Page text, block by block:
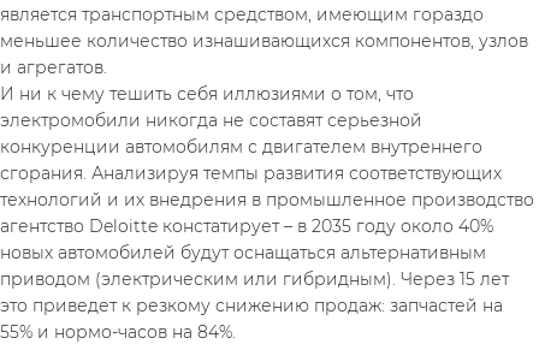
является транспортным средством, имеющим гораздо
меньшее количество изнашивающихся компонентов, узлов
и агрегатов.
И ни к чему тешить себя иллюзиями о том, что
электромобили никогда не составят серьезной
конкуренции автомобилям с двигателем внутреннего
сгорания. Анализируя темпы развития соответствующих
технологий и их внедрения в промышленное производство
агентство Deloitte констатирует – в 2035 году около 40%
новых автомобилей будут оснащаться альтернативным
приводом (электрическим или гибридным). Через 15 лет
это приведет к резкому снижению продаж: запчастей на
55% и нормо-часов на 84%.